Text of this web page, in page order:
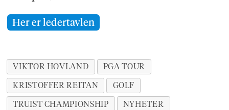
Her er ledertavlen
VIKTOR HOVLAND
PGA TOUR
KRISTOFFER REITAN
GOLF
TRUIST CHAMPIONSHIP
NYHETER